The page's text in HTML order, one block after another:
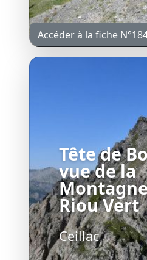
Accéder à la fiche
Tête de
vue de la
Riou Vert
Ceillac